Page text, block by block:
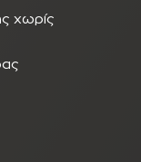
χωρίς